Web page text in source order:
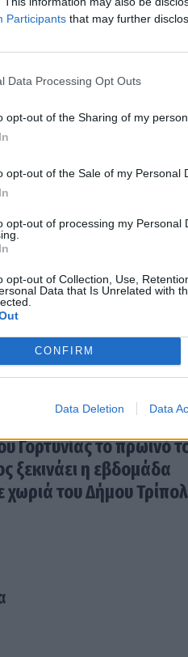
Participants that may further
Data Processing Opt Outs
opt-out of the Sharing of my
opt-out of the Sale of my Personal
opt-out of processing my Personal
opt-out of Collection, Use,
Data that Is Unrelated with
CONFIRM
Data Deletion Data
προβληματισμός
της
Γορτυνίας το πρωινό
ξεκινάει η εβδομάδα
χωριά του Δήμου